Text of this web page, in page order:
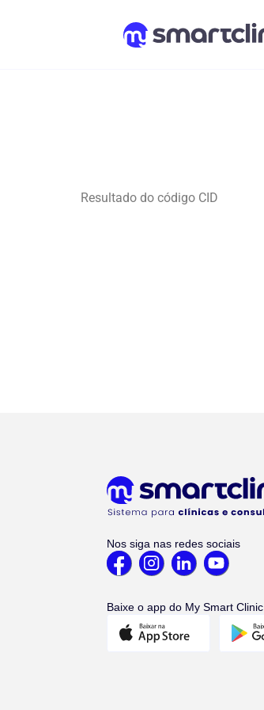
Resultado do código CID
Nos siga nas redes sociais
Baixe o app do My Smart Clinic